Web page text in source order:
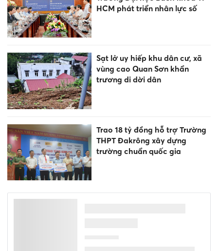
HCM phát triển nhân lực số
Sạt lở uy hiếp khu dân cư, xã
vùng cao Quan Sơn khẩn
trương di dời dân
Trao 18 tỷ đồng hỗ trợ Trường
THPT Đakrông xây dựng
trường chuẩn quốc gia